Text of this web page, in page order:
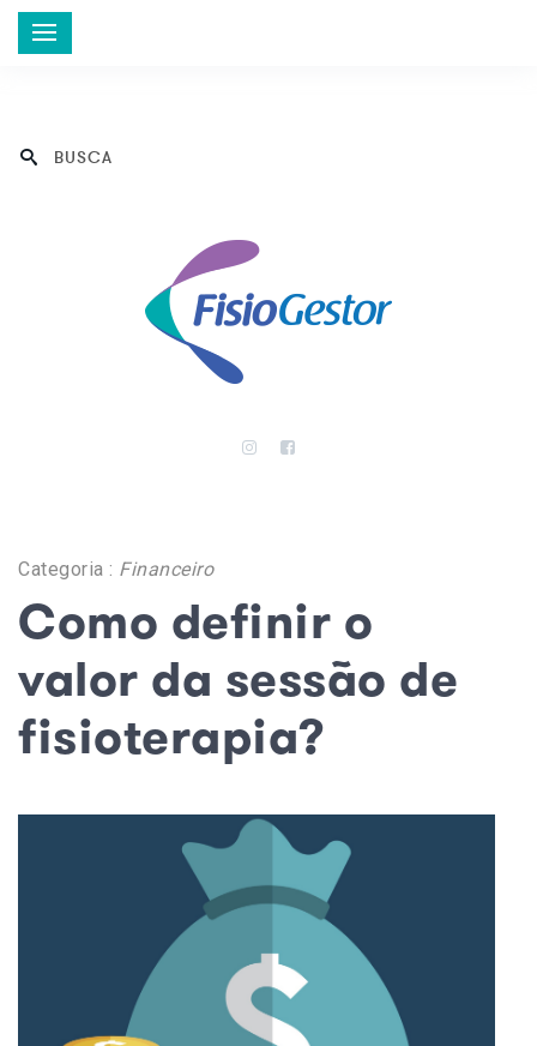
Categoria : Financeiro
Como definir o
valor da sessão de
fisioterapia?